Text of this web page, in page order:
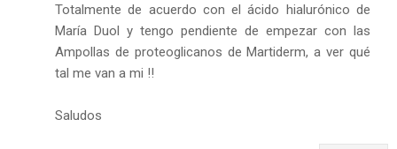
Totalmente de acuerdo con el ácido hialurónico de
María Duol y tengo pendiente de empezar con las
Ampollas de proteoglicanos de Martiderm, a ver qué
tal me van a mi !!
Saludos